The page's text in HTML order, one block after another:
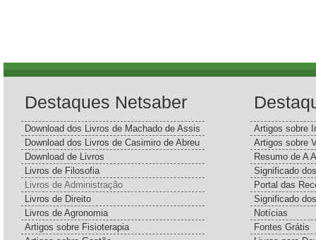
Destaques Netsaber
Download dos Livros de Machado de Assis
Download dos Livros de Casimiro de Abreu
Download de Livros
Livros de Filosofia
Livros de Administração
Livros de Direito
Livros de Agronomia
Artigos sobre Fisioterapia
Artigos sobre
Artigos sobre
Resumo de A
Significado
Portal das
Significado
Notícias
Fontes Grátis